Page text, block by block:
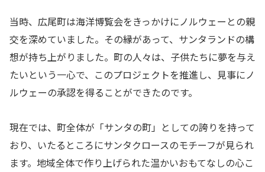
当時、広尾町は海洋博覧会をきっかけにノルウェーとの親
交を深めていました。その縁があって、サンタランドの構
想が持ち上がりました。町の人々は、子供たちに夢を与え
たいという一心で、このプロジェクトを推進し、見事にノ
ルウェーの承認を得ることができたのです。
現在では、町全体が「サンタの町」としての誇りを持って
おり、いたるところにサンタクロースのモチーフが見られ
ます。地域全体で作り上げられた温かいおもてなしの心こ